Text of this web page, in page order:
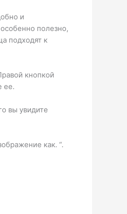
и
полезно,
подходят к
кнопкой
ее.
вы увидите
как. “.